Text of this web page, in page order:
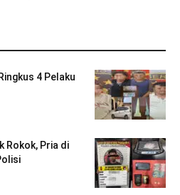
4 Pelaku
Rokok, Pria di